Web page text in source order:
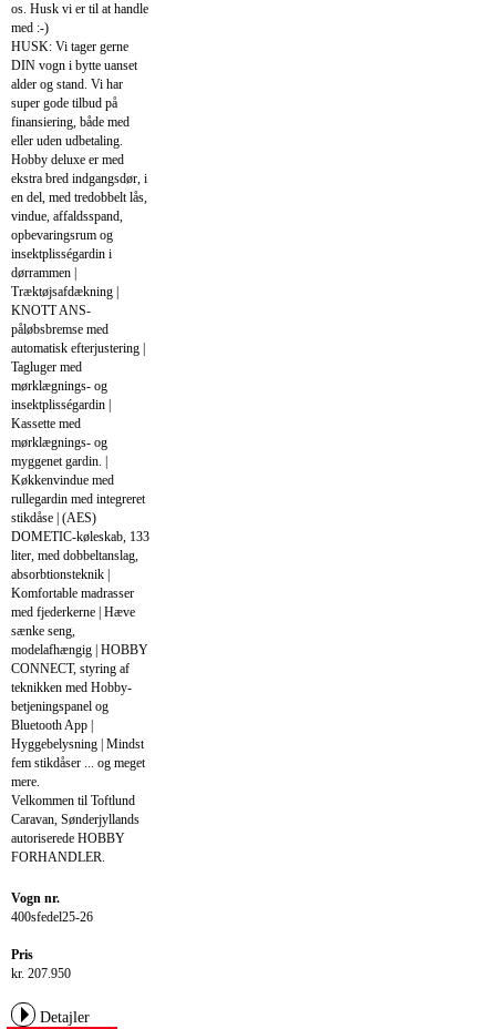
os. Husk vi er til at handle
med :-)
HUSK: Vi tager gerne
DIN vogn i bytte uanset
alder og stand. Vi har
super gode tilbud på
finansiering, både med
eller uden udbetaling.
Hobby deluxe er med
ekstra bred indgangsdør, i
en del, med tredobbelt lås,
vindue, affaldsspand,
opbevaringsrum og
insektplisségardin i
dørrammen |
Træktøjsafdækning |
KNOTT ANS-
påløbsbremse med
automatisk efterjustering |
Tagluger med
mørklægnings- og
insektplisségardin |
Kassette med
mørklægnings- og
myggenet gardin. |
Køkkenvindue med
rullegardin med integreret
stikdåse | (AES)
DOMETIC-køleskab, 133
liter, med dobbeltanslag,
absorbtionsteknik |
Komfortable madrasser
med fjederkerne | Hæve
sænke seng,
modelafhængig | HOBBY
CONNECT, styring af
teknikken med Hobby-
betjeningspanel og
Bluetooth App |
Hyggebelysning | Mindst
fem stikdåser ... og meget
mere.
Velkommen til Toftlund
Caravan, Sønderjyllands
autoriserede HOBBY
FORHANDLER.
Vogn nr.
400sfedel25-26
Pris
kr. 207.950
Detajler